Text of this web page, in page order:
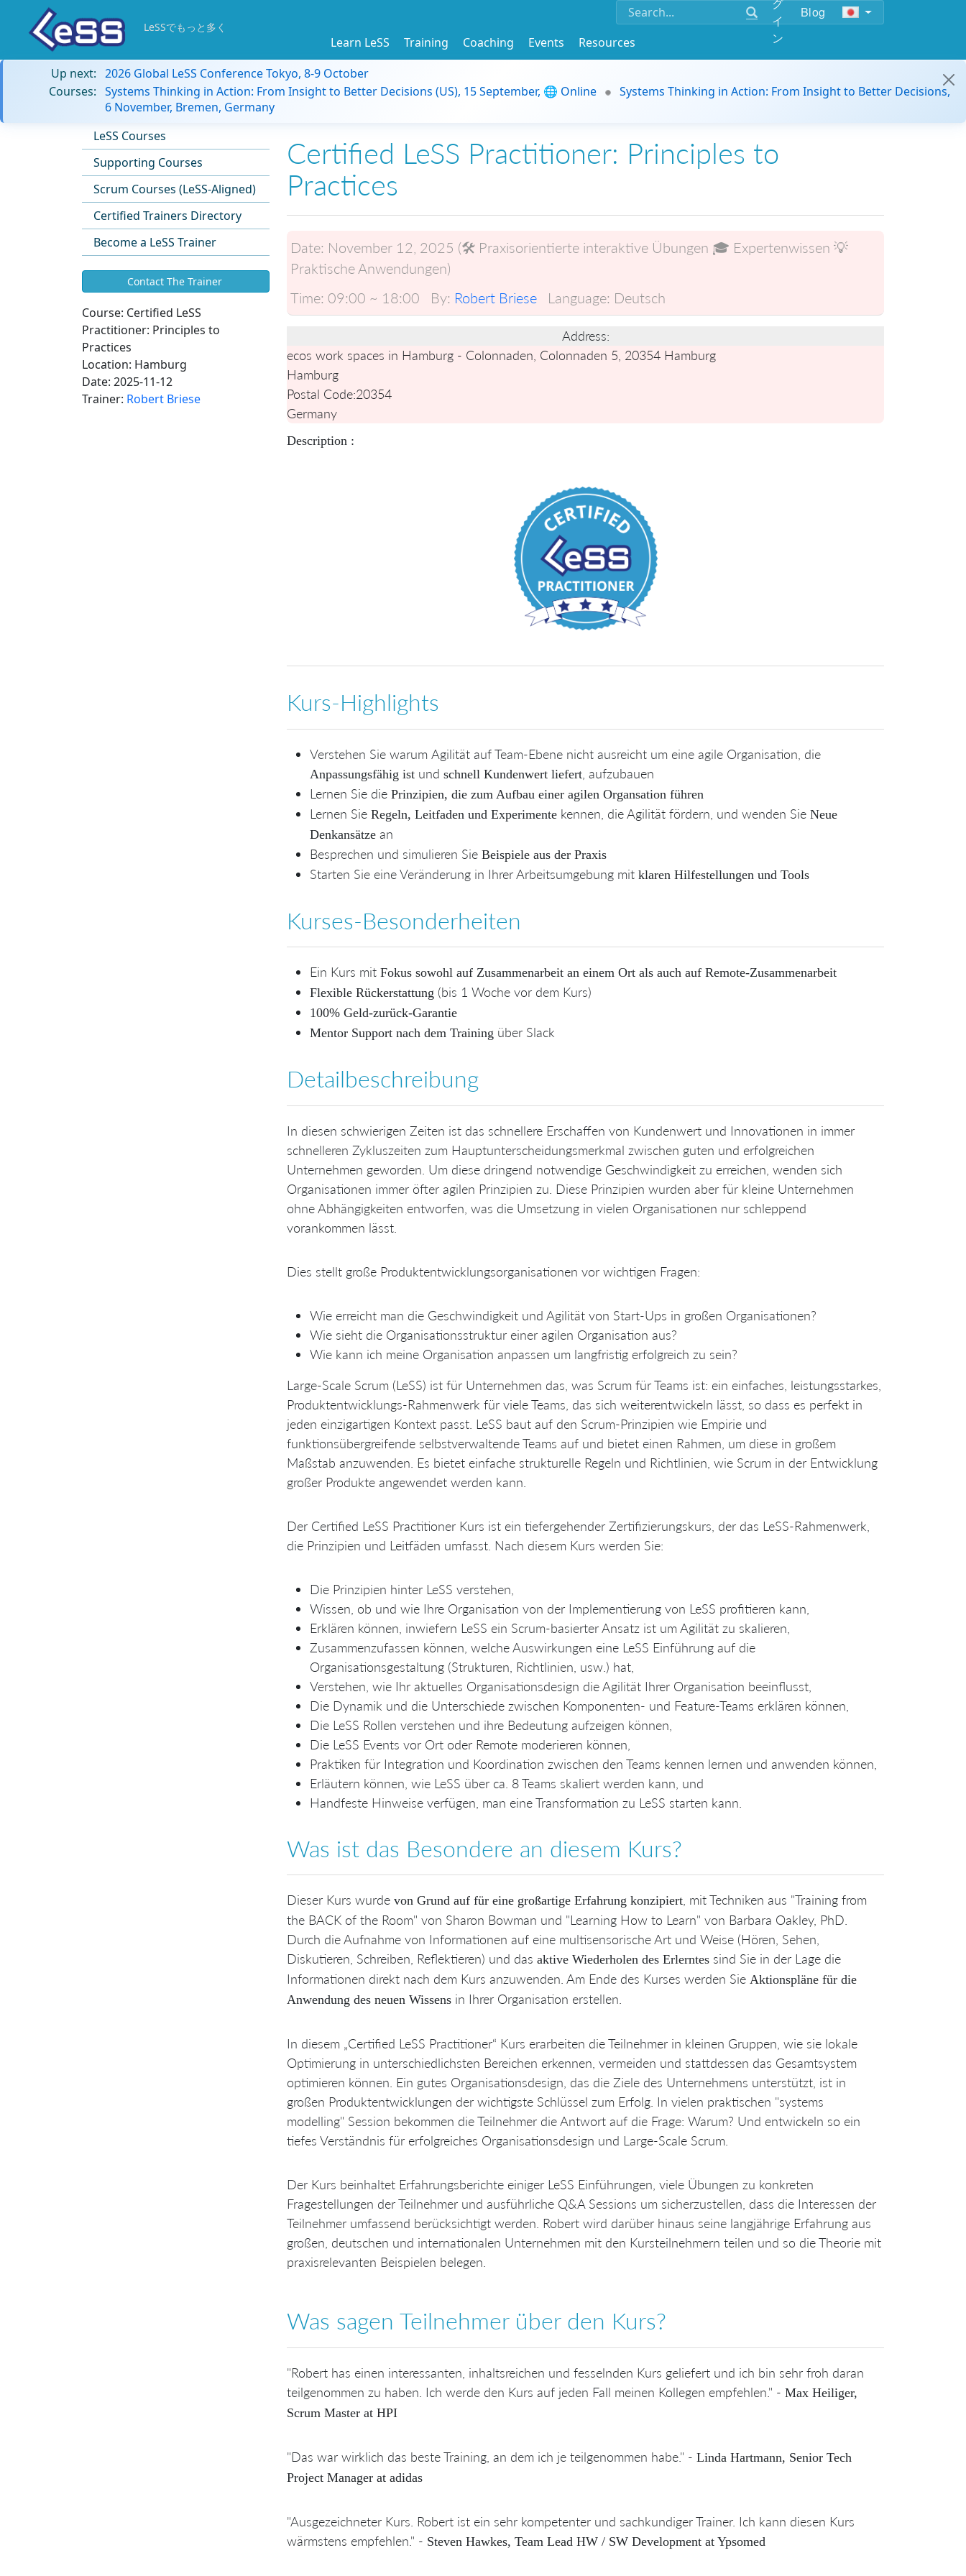
イ
ン
Blog
LeSSでもっと多く
Learn LeSS Training Coaching Events
Resources
Up next: 2026 Global LeSS Conference Tokyo, 8-9 October
Courses: Systems Thinking in Action: From Insight to Better Decisions (US), 15 September, 🌐 Online
Systems Thinking in Action: From Insight to Better Decisions,
6 November, Bremen, Germany
LeSS Courses
Supporting Courses
Scrum Courses (LeSS-Aligned)
Certified Trainers Directory
Become a LeSS Trainer
Contact The Trainer
Course: Certified LeSS
Practitioner: Principles to
Practices
Location: Hamburg
Date: 2025-11-12
Trainer: Robert Briese
Certified LeSS Practitioner: Principles to
Practices
Date: November 12, 2025 (🛠️ Praxisorientierte interaktive Übungen 🎓 Expertenwissen 💡
Praktische Anwendungen)
Time: 09:00 ~ 18:00 By: Robert Briese Language: Deutsch
Address:
ecos work spaces in Hamburg - Colonnaden, Colonnaden 5, 20354 Hamburg
Hamburg
Postal Code:20354
Germany
Description :
Kurs-Highlights
Verstehen Sie warum Agilität auf Team-Ebene nicht ausreicht um eine agile Organisation, die
Anpassungsfähig ist und schnell Kundenwert liefert , aufzubauen
Lernen Sie die Prinzipien, die zum Aufbau einer agilen Organsation führen
Lernen Sie Regeln, Leitfaden und Experimente kennen, die Agilität fördern, und wenden Sie Neue
Denkansätze an
Besprechen und simulieren Sie Beispiele aus der Praxis
Starten Sie eine Veränderung in Ihrer Arbeitsumgebung mit klaren Hilfestellungen und Tools
Kurses-Besonderheiten
Ein Kurs mit Fokus sowohl auf Zusammenarbeit an einem Ort als auch auf Remote-Zusammenarbeit
Flexible Rückerstattung (bis 1 Woche vor dem Kurs)
100% Geld-zurück-Garantie
Mentor Support nach dem Training über Slack
Detailbeschreibung
In diesen schwierigen Zeiten ist das schnellere Erschaffen von Kundenwert und Innovationen in immer
schnelleren Zykluszeiten zum Hauptunterscheidungsmerkmal zwischen guten und erfolgreichen
Unternehmen geworden. Um diese dringend notwendige Geschwindigkeit zu erreichen, wenden sich
Organisationen immer öfter agilen Prinzipien zu. Diese Prinzipien wurden aber für kleine Unternehmen
ohne Abhängigkeiten entworfen, was die Umsetzung in vielen Organisationen nur schleppend
vorankommen lässt.
Dies stellt große Produktentwicklungsorganisationen vor wichtigen Fragen:
Wie erreicht man die Geschwindigkeit und Agilität von Start-Ups in großen Organisationen?
Wie sieht die Organisationsstruktur einer agilen Organisation aus?
Wie kann ich meine Organisation anpassen um langfristig erfolgreich zu sein?
Large-Scale Scrum (LeSS) ist für Unternehmen das, was Scrum für Teams ist: ein einfaches, leistungsstarkes,
Produktentwicklungs-Rahmenwerk für viele Teams, das sich weiterentwickeln lässt, so dass es perfekt in
jeden einzigartigen Kontext passt. LeSS baut auf den Scrum-Prinzipien wie Empirie und
funktionsübergreifende selbstverwaltende Teams auf und bietet einen Rahmen, um diese in großem
Maßstab anzuwenden. Es bietet einfache strukturelle Regeln und Richtlinien, wie Scrum in der Entwicklung
großer Produkte angewendet werden kann.
Der Certified LeSS Practitioner Kurs ist ein tiefergehender Zertifizierungskurs, der das LeSS-Rahmenwerk,
die Prinzipien und Leitfäden umfasst. Nach diesem Kurs werden Sie:
Die Prinzipien hinter LeSS verstehen,
Wissen, ob und wie Ihre Organisation von der Implementierung von LeSS profitieren kann,
Erklären können, inwiefern LeSS ein Scrum-basierter Ansatz ist um Agilität zu skalieren,
Zusammenzufassen können, welche Auswirkungen eine LeSS Einführung auf die
Organisationsgestaltung (Strukturen, Richtlinien, usw.) hat,
Verstehen, wie Ihr aktuelles Organisationsdesign die Agilität Ihrer Organisation beeinflusst,
Die Dynamik und die Unterschiede zwischen Komponenten- und Feature-Teams erklären können,
Die LeSS Rollen verstehen und ihre Bedeutung aufzeigen können,
Die LeSS Events vor Ort oder Remote moderieren können,
Praktiken für Integration und Koordination zwischen den Teams kennen lernen und anwenden können,
Erläutern können, wie LeSS über ca. 8 Teams skaliert werden kann, und
Handfeste Hinweise verfügen, man eine Transformation zu LeSS starten kann.
Was ist das Besondere an diesem Kurs?
Dieser Kurs wurde von Grund auf für eine großartige Erfahrung konzipiert , mit Techniken aus "Training from
the BACK of the Room" von Sharon Bowman und "Learning How to Learn" von Barbara Oakley, PhD.
Durch die Aufnahme von Informationen auf eine multisensorische Art und Weise (Hören, Sehen,
Diskutieren, Schreiben, Reflektieren) und das aktive Wiederholen des Erlerntes sind Sie in der Lage die
Informationen direkt nach dem Kurs anzuwenden. Am Ende des Kurses werden Sie Aktionspläne für die
Anwendung des neuen Wissens in Ihrer Organisation erstellen.
In diesem „Certified LeSS Practitioner“ Kurs erarbeiten die Teilnehmer in kleinen Gruppen, wie sie lokale
Optimierung in unterschiedlichsten Bereichen erkennen, vermeiden und stattdessen das Gesamtsystem
optimieren können. Ein gutes Organisationsdesign, das die Ziele des Unternehmens unterstützt, ist in
großen Produktentwicklungen der wichtigste Schlüssel zum Erfolg. In vielen praktischen "systems
modelling" Session bekommen die Teilnehmer die Antwort auf die Frage: Warum? Und entwickeln so ein
tiefes Verständnis für erfolgreiches Organisationsdesign und Large-Scale Scrum.
Der Kurs beinhaltet Erfahrungsberichte einiger LeSS Einführungen, viele Übungen zu konkreten
Fragestellungen der Teilnehmer und ausführliche Q&A Sessions um sicherzustellen, dass die Interessen der
Teilnehmer umfassend berücksichtigt werden. Robert wird darüber hinaus seine langjährige Erfahrung aus
großen, deutschen und internationalen Unternehmen mit den Kursteilnehmern teilen und so die Theorie mit
praxisrelevanten Beispielen belegen.
Was sagen Teilnehmer über den Kurs?
"Robert has einen interessanten, inhaltsreichen und fesselnden Kurs geliefert und ich bin sehr froh daran
teilgenommen zu haben. Ich werde den Kurs auf jeden Fall meinen Kollegen empfehlen." - Max Heiliger,
Scrum Master at HPI
"Das war wirklich das beste Training, an dem ich je teilgenommen habe." - Linda Hartmann, Senior Tech
Project Manager at adidas
"Ausgezeichneter Kurs. Robert ist ein sehr kompetenter und sachkundiger Trainer. Ich kann diesen Kurs
wärmstens empfehlen." - Steven Hawkes, Team Lead HW / SW Development at Ypsomed